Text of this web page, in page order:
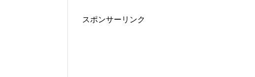
スポンサーリンク